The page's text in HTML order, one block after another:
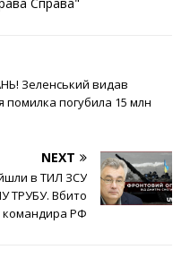
Зеленський видав
помилка погубила 15 млн
NEXT
в ТИЛ ЗСУ
ТРУБУ. Вбито
командира РФ